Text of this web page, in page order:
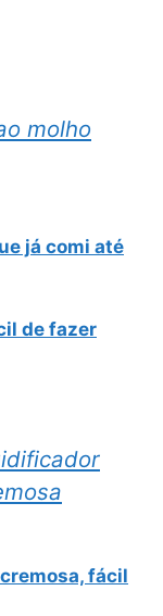
molho
já comi até
de fazer
fácil